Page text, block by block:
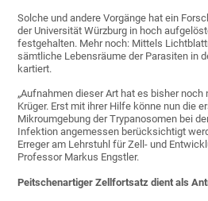
Solche und andere Vorgänge hat ein
der Universität Würzburg in hoch
festgehalten. Mehr noch: Mittels
sämtliche Lebensräume der Parasiten in
kartiert.
„Aufnahmen dieser Art hat es bisher noch
Krüger. Erst mit ihrer Hilfe könne nun die
Mikroumgebung der Trypanosomen bei
Infektion angemessen berücksichtigt
Erreger am Lehrstuhl für Zell- und
Professor Markus Engstler.
Peitschenartiger Zellfortsatz dient als